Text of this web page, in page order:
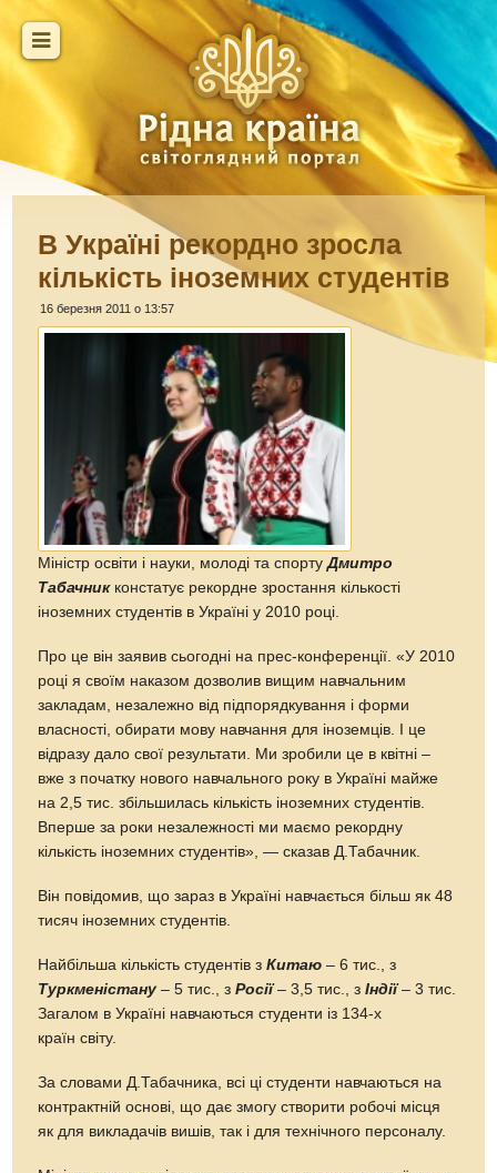
В Україні рекордно зросла
кількість іноземних студентів
16 березня 2011 о 13:57
Міністр освіти і науки, молоді та спортуДмитро
Табачникконстатує рекордне зростання кількості
іноземних студентів в Україні у 2010 році.
Про це він заявив сьогодні на прес-конференції. «У 2010
році я своїм наказом дозволив вищим навчальним
закладам, незалежно від підпорядкування і форми
власності, обирати мову навчання для іноземців. І це
відразу дало свої результати. Ми зробили це в квітні –
вже з початку нового навчального року в Україні майже
на 2,5 тис. збільшилась кількість іноземних студентів.
Вперше за роки незалежності ми маємо рекордну
кількість іноземних студентів», — сказав Д.Табачник.
Він повідомив, що зараз в Україні навчається більш як 48
тисяч іноземних студентів.
Найбільша кількість студентів зКитаю – 6 тис., з
Туркменістану – 5 тис., зРосії– 3,5 тис., з Індії – 3 тис.
Загалом в Україні навчаються студенти із 134-х
країн світу.
За словами Д.Табачника, всі ці студенти навчаються на
контрактній основі, що дає змогу створити робочі місця
як для викладачів вишів, так і для технічного персоналу.